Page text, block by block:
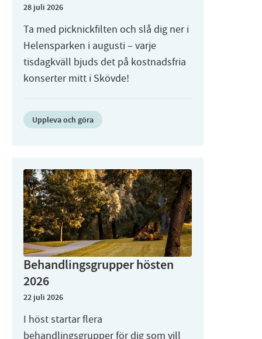
28 juli 2026
Ta med picknickfilten och slå dig ner i
Helensparken i augusti – varje
tisdagkväll bjuds det på kostnadsfria
konserter mitt i Skövde!
Uppleva och göra
Behandlingsgrupper hösten
2026
22 juli 2026
I höst startar flera
behandlingsgrupper för dig som vill